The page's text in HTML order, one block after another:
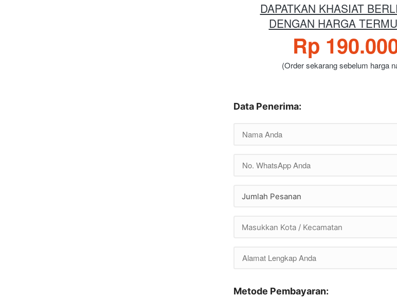
DAPATKAN KHASIAT
DENGAN HARGA
Rp
(Order sekarang sebelum harga
Data Penerima:
Jumlah Pesanan
Masukkan Kota / Kecamatan
Metode Pembayaran: